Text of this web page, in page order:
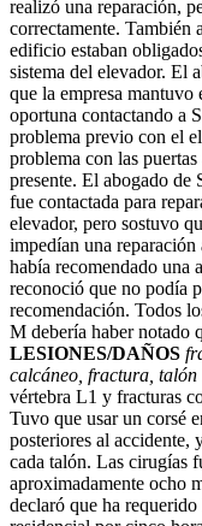
realizó una reparación,
correctamente. También
edificio estaban
sistema del elevador. El
que la empresa mantuvo
oportuna contactando a
problema previo con el
problema con las
presente. El abogado de
fue contactada para
elevador, pero sostuvo
impedían una
había recomendado una
reconoció que no podía
recomendación. Todos
M debería haber notado
LESIONES/DAÑOS
calcáneo, fractura, talón
vértebra L1 y fracturas
Tuvo que usar un corsé
posteriores al accidente,
cada talón. Las cirugías
aproximadamente ocho
declaró que ha requerido